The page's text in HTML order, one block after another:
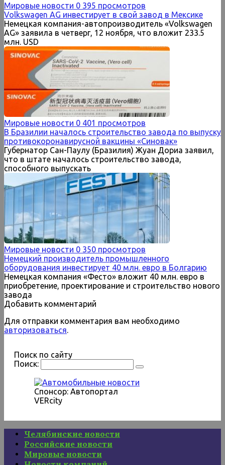
Мировые новости 0 395 просмотров
Volkswagen AG инвестирует в свой завод в Мексике
Немецкая компания-автопроизводитель «Volkswagen
AG» заявила в четверг, 12 ноября, что вложит 233.5
млн. USD
Мировые новости 0 401 просмотров
В Бразилии началось строительство завода по выпуску
противокоронавирусной вакцины «Синовак»
Губернатор Сан-Паулу (Бразилия) Жуан Дориа заявил,
что в штате началось строительство завода,
способного выпускать
Мировые новости 0 350 просмотров
Немецкий производитель промышленного
оборудования инвестирует 40 млн. евро в Болгарию
Немецкая компания «Фесто» вложит 40 млн. евро в
приобретение, проектирование и строительство нового
завода
Добавить комментарий
Для отправки комментария вам необходимо
авторизоваться.
Поиск по сайту
Поиск:
Спонсор: Автопортал
VERcity
Челябинские новости
Российские новости
Мировые новости